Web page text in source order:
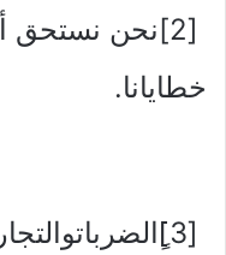
[2]نحن نستحق
خطايانا.
[3]ٍالضرباتوالتجارب هي للتأديب.